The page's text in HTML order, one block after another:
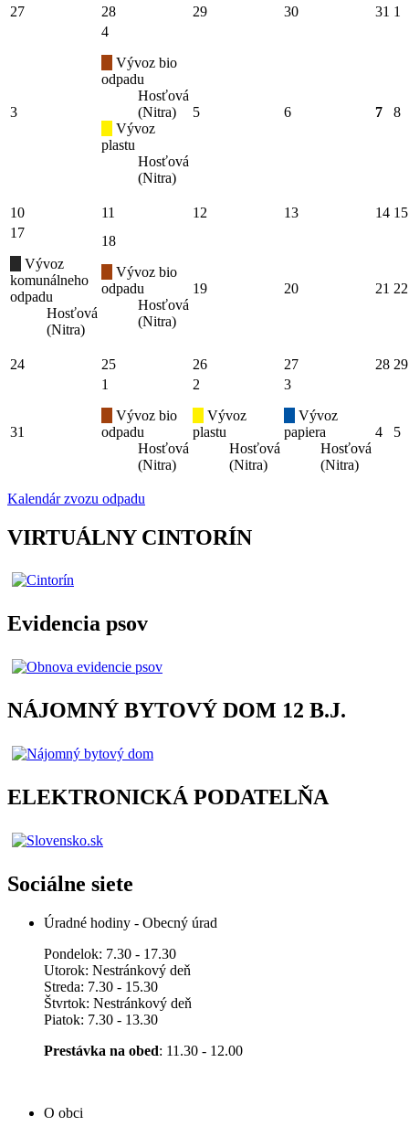
27
28 29 30 31 1
3
4
Vývoz bio
odpadu
Hosťová
(Nitra)
Vývoz
plastu
Hosťová
(Nitra)
5 6 7 8
10 11 12 13 14 15
17
Vývoz
komunálneho
odpadu
Hosťová
(Nitra)
18
Vývoz bio
odpadu
Hosťová
(Nitra)
19 20 21 22
24 25 26 27 28 29
31
1
Vývoz bio
odpadu
Hosťová
(Nitra)
2
Vývoz
plastu
Hosťová
(Nitra)
3
Vývoz
papiera
Hosťová
(Nitra)
4 5
Kalendár zvozu odpadu
VIRTUÁLNY CINTORÍN
Evidencia psov
NÁJOMNÝ BYTOVÝ DOM 12 B.J.
ELEKTRONICKÁ PODATELŇA
Sociálne siete
Úradné hodiny - Obecný úrad
Pondelok: 7.30 - 17.30
Utorok: Nestránkový deň
Streda: 7.30 - 15.30
Štvrtok: Nestránkový deň
Piatok: 7.30 - 13.30
Prestávka na obed: 11.30 - 12.00
O obci